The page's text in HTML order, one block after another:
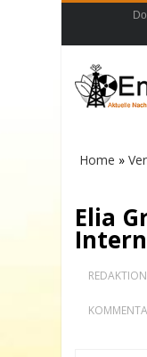
Home »
Elia
REDAKTION